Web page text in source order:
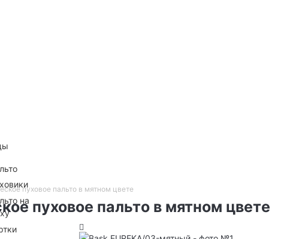
на
пуховое пальто в мятном цвете
пуховое пальто в мятном цвете